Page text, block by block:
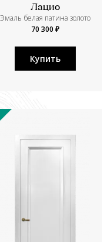
Лацио
Эмаль белая патина золото
70 300 ₽
Купить